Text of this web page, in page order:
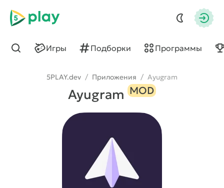
5play
Игры Подборки Программы
Найти
5PLAY.dev / Приложения / Ayugram
Ayugram MOD